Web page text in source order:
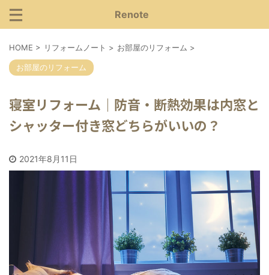
Renote
HOME > リフォームノート > お部屋のリフォーム >
お部屋のリフォーム
寝室リフォーム｜防音・断熱効果は内窓と
シャッター付き窓どちらがいいの？
2021年8月11日